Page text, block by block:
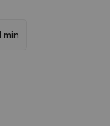
min